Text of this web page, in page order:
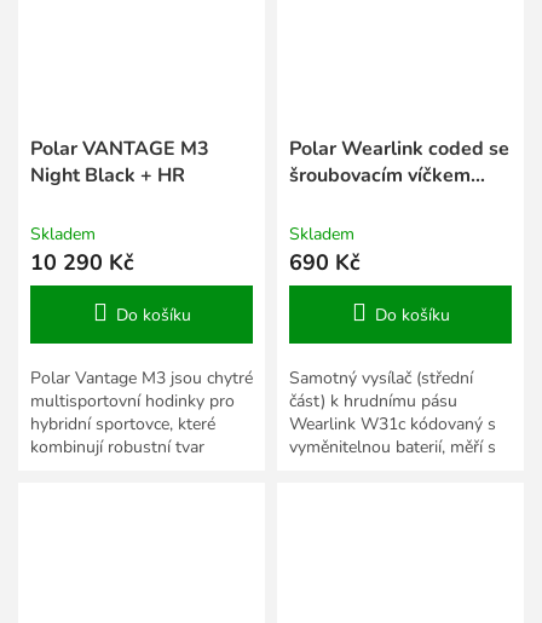
Polar VANTAGE M3
Night Black + HR
Skladem
10 290 Kč
Do košíku
Polar Vantage M3 jsou chytré
multisportovní hodinky pro
hybridní sportovce, které
kombinují robustní tvar
Polar Wearlink coded se
šroubovacím víčkem
popruhu
Skladem
690 Kč
Do košíku
Samotný vysílač (střední
část) k hrudnímu pásu
Wearlink W31c kódovaný s
vyměnitelnou baterií, měří s